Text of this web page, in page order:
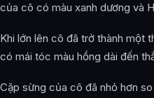
của cô có màu xanh dương và
Khi lớn lên cô đã trở thành một
có mái tóc màu hồng dài đến
Cặp sừng của cô đã nhỏ hơn